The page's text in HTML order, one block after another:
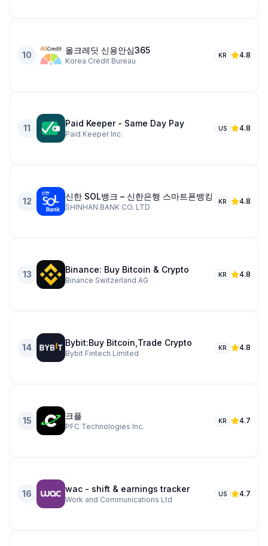
10 올크레딧 신용안심365
Korea Credit Bureau
KR 4.8
11 Paid Keeper - Same Day Pay
Paid Keeper Inc.
US 4.8
12 신한 SOL뱅크 – 신한은행 스마트폰뱅킹
SHINHAN BANK CO. LTD
KR 4.8
13 Binance: Buy Bitcoin & Crypto
Binance Switzerland AG
KR 4.8
14 Bybit:Buy Bitcoin,Trade Crypto
Bybit Fintech Limited
KR 4.8
15 크플
PFC Technologies Inc.
KR 4.7
16 wac - shift & earnings tracker
Work and Communications Ltd
US 4.7